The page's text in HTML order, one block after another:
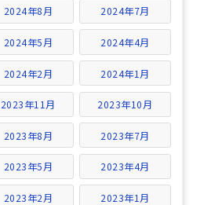
2024年8月 2024年7月
2024年5月 2024年4月
2024年2月 2024年1月
2023年11月 2023年10月
2023年8月 2023年7月
2023年5月 2023年4月
2023年2月 2023年1月